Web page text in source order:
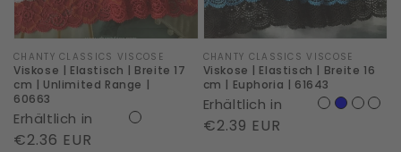
cm
|
Unlimited
Range
|
60663
Marke:
CHANTY CLASSICS VISCOSE
Viskose | Elastisch | Breite 17
cm | Unlimited Range |
60663
Erhältlich in
Normaler
€2.36 EUR
cm
|
Euphoria
|
61643
Marke:
CHANTY CLASSICS VISCOSE
Viskose | Elastisch | Breite 16
cm | Euphoria | 61643
Erhältlich in
Normaler
€2.39 EUR